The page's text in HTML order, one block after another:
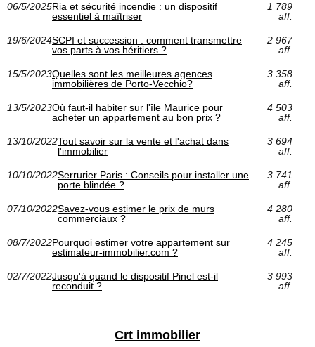
06/5/2025Ria et sécurité incendie : un dispositif
essentiel à maîtriser
1 789
aff.
19/6/2024SCPI et succession : comment transmettre
vos parts à vos héritiers ?
2 967
aff.
15/5/2023Quelles sont les meilleures agences
immobilières de Porto-Vecchio?
3 358
aff.
13/5/2023Où faut-il habiter sur l'île Maurice pour
acheter un appartement au bon prix ?
4 503
aff.
13/10/2022Tout savoir sur la vente et l'achat dans
l'immobilier
3 694
aff.
10/10/2022Serrurier Paris : Conseils pour installer une
porte blindée ?
3 741
aff.
07/10/2022Savez-vous estimer le prix de murs
commerciaux ?
4 280
aff.
08/7/2022Pourquoi estimer votre appartement sur
estimateur-immobilier.com ?
4 245
aff.
02/7/2022Jusqu'à quand le dispositif Pinel est-il
reconduit ?
3 993
aff.
Crt immobilier